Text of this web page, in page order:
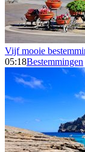
Vijf mooie
05:18Bestemmingen